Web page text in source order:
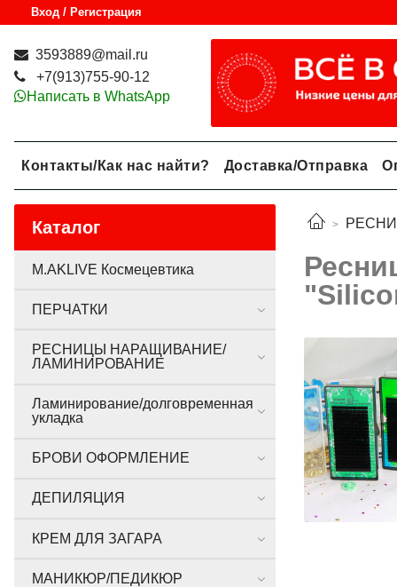
Вход / Регистрация
3593889@mail.ru
+7(913)755-90-12
Написать в WhatsApp
Контакты/Как нас найти? Доставка/Отправка
Каталог
M.AKLIVE Космецевтика
ПЕРЧАТКИ
РЕСНИЦЫ НАРАЩИВАНИЕ/
ЛАМИНИРОВАНИЕ
Ламинирование/долговременная
укладка
БРОВИ ОФОРМЛЕНИЕ
ДЕПИЛЯЦИЯ
КРЕМ ДЛЯ ЗАГАРА
МАНИКЮР/ПЕДИКЮР